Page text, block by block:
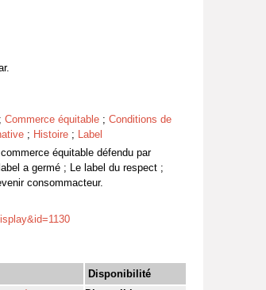
; Commerce équitable ; Conditions de
; Histoire ; Label
équitable défendu par
a germé ; Le label du respect ;
consommacteur.
Disponibilité